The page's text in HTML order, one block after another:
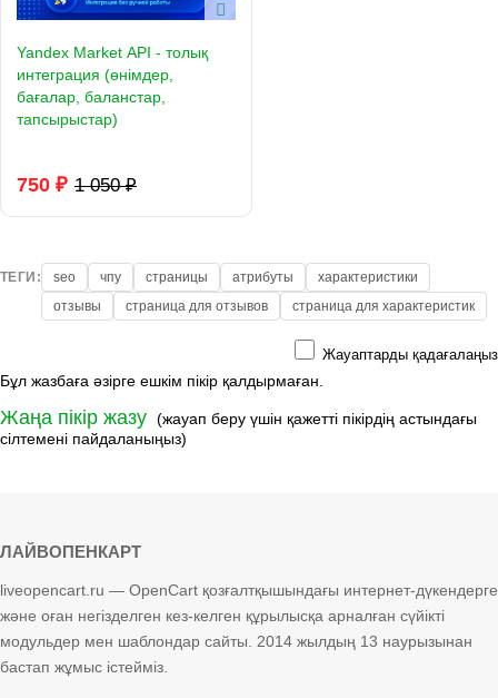
Yandex Market API - толық
интеграция (өнімдер,
бағалар, баланстар,
тапсырыстар)
750 ₽ 1 050 ₽
ТЕГИ: seo чпу страницы атрибуты
характеристики
отзывы
страница для отзывов страница для характеристик
Жауаптарды қадағалаңыз
Бұл жазбаға әзірге ешкім пікір қалдырмаған.
Жаңа пікір жазу (жауап беру үшін қажетті пікірдің астындағы
сілтемені пайдаланыңыз)
ЛАЙВОПЕНКАРТ
liveopencart.ru — OpenCart қозғалтқышындағы интернет-дүкендерге
және оған негізделген кез-келген құрылысқа арналған сүйікті
модульдер мен шаблондар сайты. 2014 жылдың 13 наурызынан
бастап жұмыс істейміз.